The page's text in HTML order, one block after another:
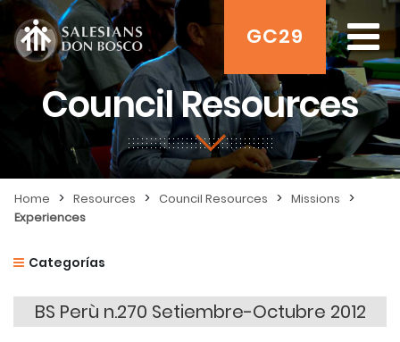
GC29
Council Resources
Home > Resources > Council Resources > Missions >
Experiences
Categorías
BS Perù n.270 Setiembre-Octubre 2012